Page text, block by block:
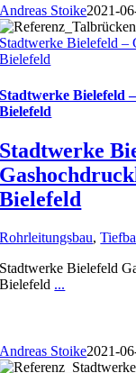
Andreas Stoike2021-
Stadtwerke Bielefeld –
Bielefeld
Stadtwerke Bielefeld
Bielefeld
Stadtwerke
Bielefeld
Rohrleitungsbau,
Stadtwerke Bielefeld
Bielefeld ...
Andreas Stoike2021-